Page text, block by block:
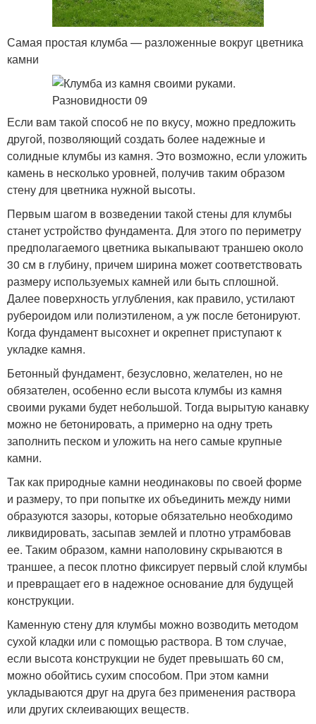
Самая простая клумба — разложенные вокруг цветника
камни
Если вам такой способ не по вкусу, можно предложить
другой, позволяющий создать более надежные и
солидные клумбы из камня. Это возможно, если уложить
камень в несколько уровней, получив таким образом
стену для цветника нужной высоты.
Первым шагом в возведении такой стены для клумбы
станет устройство фундамента. Для этого по периметру
предполагаемого цветника выкапывают траншею около
30 см в глубину, причем ширина может соответствовать
размеру используемых камней или быть сплошной.
Далее поверхность углубления, как правило, устилают
рубероидом или полиэтиленом, а уж после бетонируют.
Когда фундамент высохнет и окрепнет приступают к
укладке камня.
Бетонный фундамент, безусловно, желателен, но не
обязателен, особенно если высота клумбы из камня
своими руками будет небольшой. Тогда вырытую канавку
можно не бетонировать, а примерно на одну треть
заполнить песком и уложить на него самые крупные
камни.
Так как природные камни неодинаковы по своей форме
и размеру, то при попытке их объединить между ними
образуются зазоры, которые обязательно необходимо
ликвидировать, засыпав землей и плотно утрамбовав
ее. Таким образом, камни наполовину скрываются в
траншее, а песок плотно фиксирует первый слой клумбы
и превращает его в надежное основание для будущей
конструкции.
Каменную стену для клумбы можно возводить методом
сухой кладки или с помощью раствора. В том случае,
если высота конструкции не будет превышать 60 см,
можно обойтись сухим способом. При этом камни
укладываются друг на друга без применения раствора
или других склеивающих веществ.